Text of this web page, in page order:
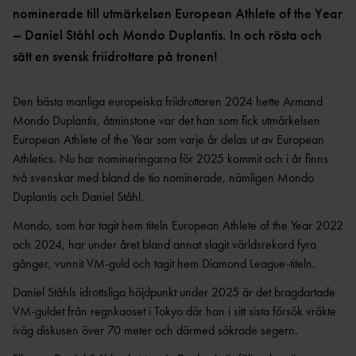
NYHETER SAMARBETEN &
SUPPORTRAR
NYHETER FRÅN
RF
PARAFRIIDRO
TT
MÄSTERSKAPSGRUPPEN
2026
UTBILDNING
DISPENS
VISTELSERAPPORTERI
NG
GRENPROGRAM &
POÄNGTABELLER
TÄVLINGSTILLSTÅND &
KASTSÄKERH
ET
BANMÄTNIN
G
TÄVLINGAR FÖR
BARN
TÄVLINGAR FÖR
UNGDOM
SVENSKA MÄSTERSKAP
INTERNATIONELLA
MÄSTERSKAP
DIAMOND
UTMÄRKELSER OCH
PRISER
SVENSKA
VÄRLDSREKORD
SVENSKA
VÄRLDSÅRSBÄSTAN
NCAA – AMERIKANSKA
UNIVERSITETSMÄSTERSKAPEN
GP-
ATEA
FRIIDROTTSGALAN
nominerade till utmärkelsen European Athlete of the Year
– Daniel Ståhl och Mondo Duplantis. In och rösta och
sätt en svensk friidrottare på tronen!
Den bästa manliga europeiska friidrottaren 2024 hette Armand
Mondo Duplantis, åtminstone var det han som fick utmärkelsen
European Athlete of the Year som varje år delas ut av European
Athletics. Nu har nomineringarna för 2025 kommit och i år finns
två svenskar med bland de tio nominerade, nämligen Mondo
Duplantis och Daniel Ståhl.
Mondo, som har tagit hem titeln European Athlete of the Year 2022
och 2024, har under året bland annat slagit världsrekord fyra
gånger, vunnit VM-guld och tagit hem Diamond League-titeln.
Daniel Ståhls idrottsliga höjdpunkt under 2025 är det bragdartade
VM-guldet från regnkaoset i Tokyo där han i sitt sista försök vräkte
iväg diskusen över 70 meter och därmed säkrade segern.